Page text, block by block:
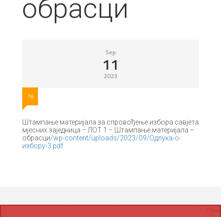
обрасци
Sep
11
2023
16
Штампање материјала за спровођење избора савјета
мјесних заједница – ЛОТ 1 – Штампање материјала –
обрасци/wp-content/uploads/2023/09/Одлука-о-
избору-3.pdf